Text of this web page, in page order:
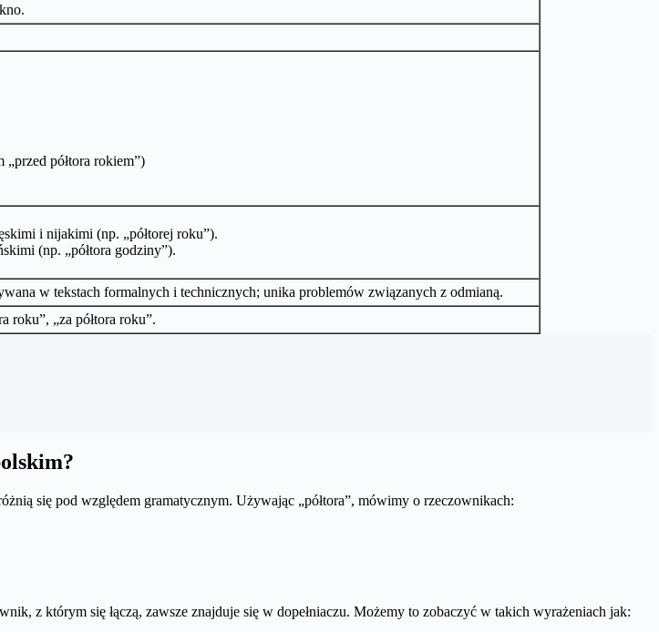
półtora rokiem”)
i nijakimi (np. „półtorej roku”).
(np. „półtora godziny”).
w tekstach formalnych i technicznych; unika problemów związanych z odmianą.
roku”, „za półtora roku”.
się pod względem gramatycznym. Używając „półtora”, mówimy o rzeczownikach:
z którym się łączą, zawsze znajduje się w dopełniaczu. Możemy to zobaczyć w takich wyrażeniach jak: